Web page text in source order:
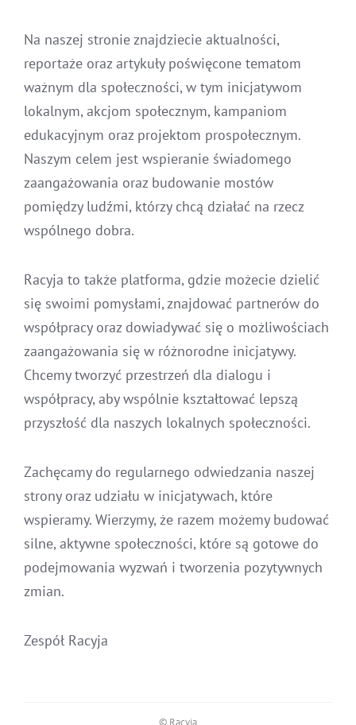
Na naszej stronie znajdziecie aktualności,
reportaże oraz artykuły poświęcone tematom
ważnym dla społeczności, w tym inicjatywom
lokalnym, akcjom społecznym, kampaniom
edukacyjnym oraz projektom prospołecznym.
Naszym celem jest wspieranie świadomego
zaangażowania oraz budowanie mostów
pomiędzy ludźmi, którzy chcą działać na rzecz
wspólnego dobra.
Racyja to także platforma, gdzie możecie dzielić
się swoimi pomysłami, znajdować partnerów do
współpracy oraz dowiadywać się o możliwościach
zaangażowania się w różnorodne inicjatywy.
Chcemy tworzyć przestrzeń dla dialogu i
współpracy, aby wspólnie kształtować lepszą
przyszłość dla naszych lokalnych społeczności.
Zachęcamy do regularnego odwiedzania naszej
strony oraz udziału w inicjatywach, które
wspieramy. Wierzymy, że razem możemy budować
silne, aktywne społeczności, które są gotowe do
podejmowania wyzwań i tworzenia pozytywnych
zmian.
Zespół Racyja
© Racyja